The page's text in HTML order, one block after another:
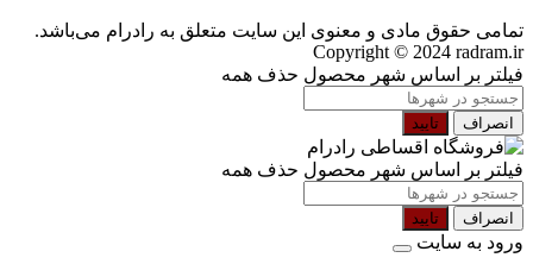
تمامی حقوق مادی و معنوی این سایت متعلق به رادرام می‌باشد.
Copyright © 2024 radram.ir
فیلتر بر اساس شهر محصول حذف همه
انصراف تایید
فیلتر بر اساس شهر محصول حذف همه
انصراف تایید
ورود به سایت